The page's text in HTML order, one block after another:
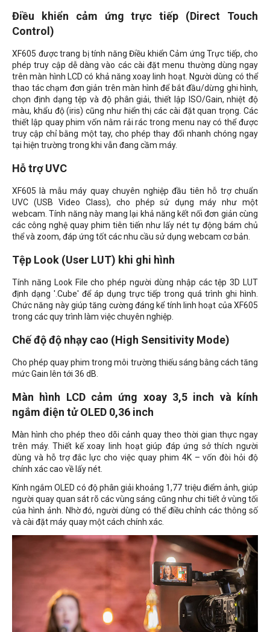
Điều khiển cảm ứng trực tiếp (Direct Touch
Control)
XF605 được trang bị tính năng Điều khiển Cảm ứng Trực tiếp, cho
phép truy cập dễ dàng vào các cài đặt menu thường dùng ngay
trên màn hình LCD có khả năng xoay linh hoạt. Người dùng có thể
thao tác chạm đơn giản trên màn hình để bắt đầu/dừng ghi hình,
chọn định dạng tệp và độ phân giải, thiết lập ISO/Gain, nhiệt độ
màu, khẩu độ (iris) cũng như hiển thị các cài đặt quan trọng. Các
thiết lập quay phim vốn nằm rải rác trong menu nay có thể được
truy cập chỉ bằng một tay, cho phép thay đổi nhanh chóng ngay
tại hiện trường trong khi vẫn đang cầm máy.
Hỗ trợ UVC
XF605 là mẫu máy quay chuyên nghiệp đầu tiên hỗ trợ chuẩn
UVC (USB Video Class), cho phép sử dụng máy như một
webcam. Tính năng này mang lại khả năng kết nối đơn giản cùng
các công nghệ quay phim tiên tiến như lấy nét tự động bám chủ
thể và zoom, đáp ứng tốt các nhu cầu sử dụng webcam cơ bản.
Tệp Look (User LUT) khi ghi hình
Tính năng Look File cho phép người dùng nhập các tệp 3D LUT
định dạng '.Cube' để áp dụng trực tiếp trong quá trình ghi hình.
Chức năng này giúp tăng cường đáng kể tính linh hoạt của XF605
trong các quy trình làm việc chuyên nghiệp.
Chế độ độ nhạy cao (High Sensitivity Mode)
Cho phép quay phim trong môi trường thiếu sáng bằng cách tăng
mức Gain lên tới 36 dB.
Màn hình LCD cảm ứng xoay 3,5 inch và kính
ngắm điện tử OLED 0,36 inch
Màn hình cho phép theo dõi cảnh quay theo thời gian thực ngay
trên máy. Thiết kế xoay linh hoạt giúp đáp ứng sở thích người
dùng và hỗ trợ đắc lực cho việc quay phim 4K – vốn đòi hỏi độ
chính xác cao về lấy nét.
Kính ngắm OLED có độ phân giải khoảng 1,77 triệu điểm ảnh, giúp
người quay quan sát rõ các vùng sáng cũng như chi tiết ở vùng tối
của hình ảnh. Nhờ đó, người dùng có thể điều chỉnh các thông số
và cài đặt máy quay một cách chính xác.